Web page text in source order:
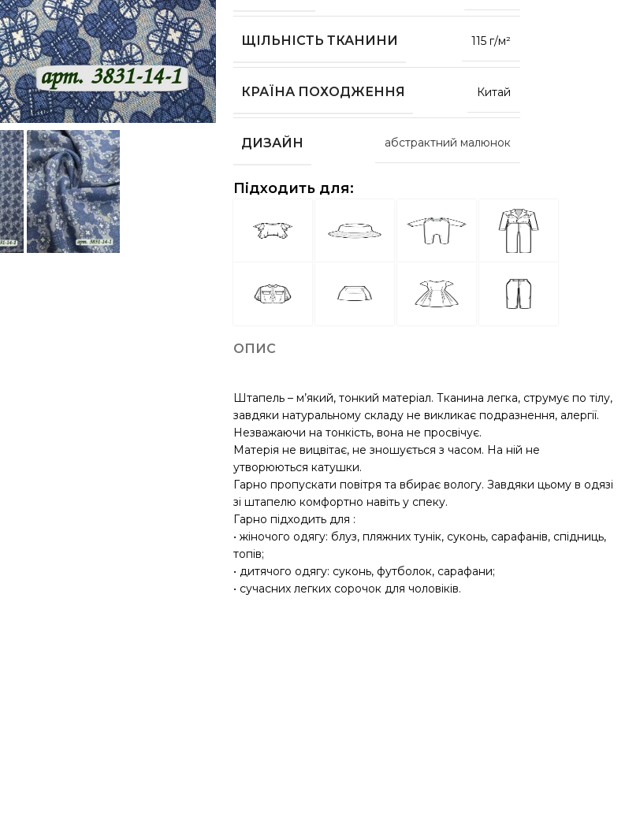
ЩІЛЬНІСТЬ ТКАНИНИ 115 г/м²
КРАЇНА ПОХОДЖЕННЯ Китай
ДИЗАЙН абстрактний малюнок
Підходить для:
ОПИС
Штапель – м’який, тонкий матеріал. Тканина легка, струмує по тілу,
завдяки натуральному складу не викликає подразнення, алергії.
Незважаючи на тонкість, вона не просвічує.
Матерія не вицвітає, не зношується з часом. На ній не
утворюються катушки.
Гарно пропускати повітря та вбирає вологу. Завдяки цьому в одязі
зі штапелю комфортно навіть у спеку.
Гарно підходить для :
• жіночого одягу: блуз, пляжних тунік, суконь, сарафанів, спідниць,
топів;
• дитячого одягу: суконь, футболок, сарафани;
• сучасних легких сорочок для чоловіків.